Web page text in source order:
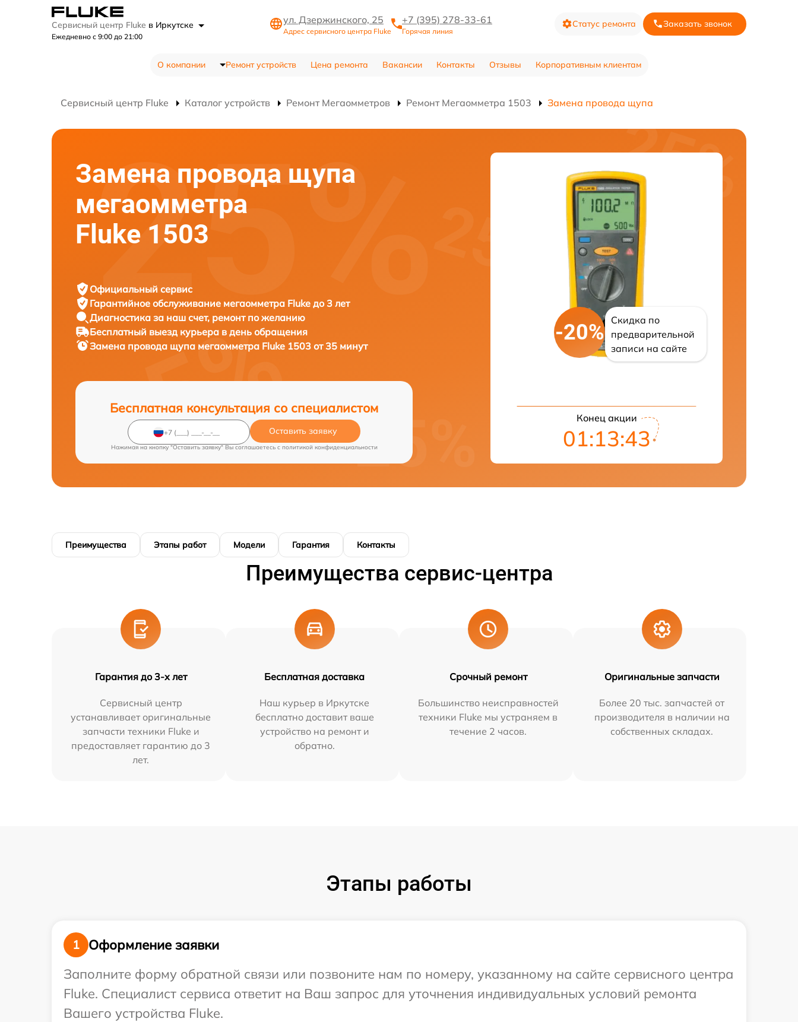
Сервисный центр Fluke в Иркутске
Ежедневно с 9:00 до 21:00
ул. Дзержинского, 25
Адрес сервисного центра Fluke
+7 (395) 278-33-61
Горячая линия
Статус ремонта Заказать звонок
О компании Ремонт устройств Цена ремонта Вакансии Контакты Отзывы Корпоративным клиентам
Сервисный центр Fluke Каталог устройств Ремонт Мегаомметров Ремонт Мегаомметра 1503 Замена провода щупа
Замена провода щупа
мегаомметра
Fluke 1503
Официальный сервис
Гарантийное обслуживание мегаомметра Fluke до 3 лет
Диагностика за наш счет, ремонт по желанию
Бесплатный выезд курьера в день обращения
Замена провода щупа мегаомметра Fluke 1503 от 35 минут
Бесплатная консультация со специалистом
Оставить заявку
Нажимая на кнопку "Оставить заявку" Вы соглашаетесь c политикой конфиденциальности
-20%
Скидка по
предварительной
записи на сайте
Конец акции
01:13:42
Преимущества Этапы работ Модели Гарантия Контакты
Преимущества сервис-центра
Гарантия до 3-х лет
Сервисный центр
устанавливает оригинальные
запчасти техники Fluke и
предоставляет гарантию до 3
лет.
Бесплатная доставка
Наш курьер в Иркутске
бесплатно доставит ваше
устройство на ремонт и
обратно.
Срочный ремонт
Большинство неисправностей
техники Fluke мы устраняем в
течение 2 часов.
Оригинальные запчасти
Более 20 тыс. запчастей от
производителя в наличии на
собственных складах.
Этапы работы
1
Оформление заявки
Заполните форму обратной связи или позвоните нам по номеру, указанному на сайте сервисного центра
Fluke. Специалист сервиса ответит на Ваш запрос для уточнения индивидуальных условий ремонта
Вашего устройства Fluke.